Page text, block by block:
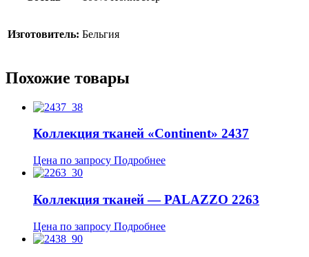
Изготовитель: Бельгия
Похожие товары
Коллекция тканей «Continent» 2437
Цена по запросу Подробнее
Коллекция тканей — PALAZZO 2263
Цена по запросу Подробнее